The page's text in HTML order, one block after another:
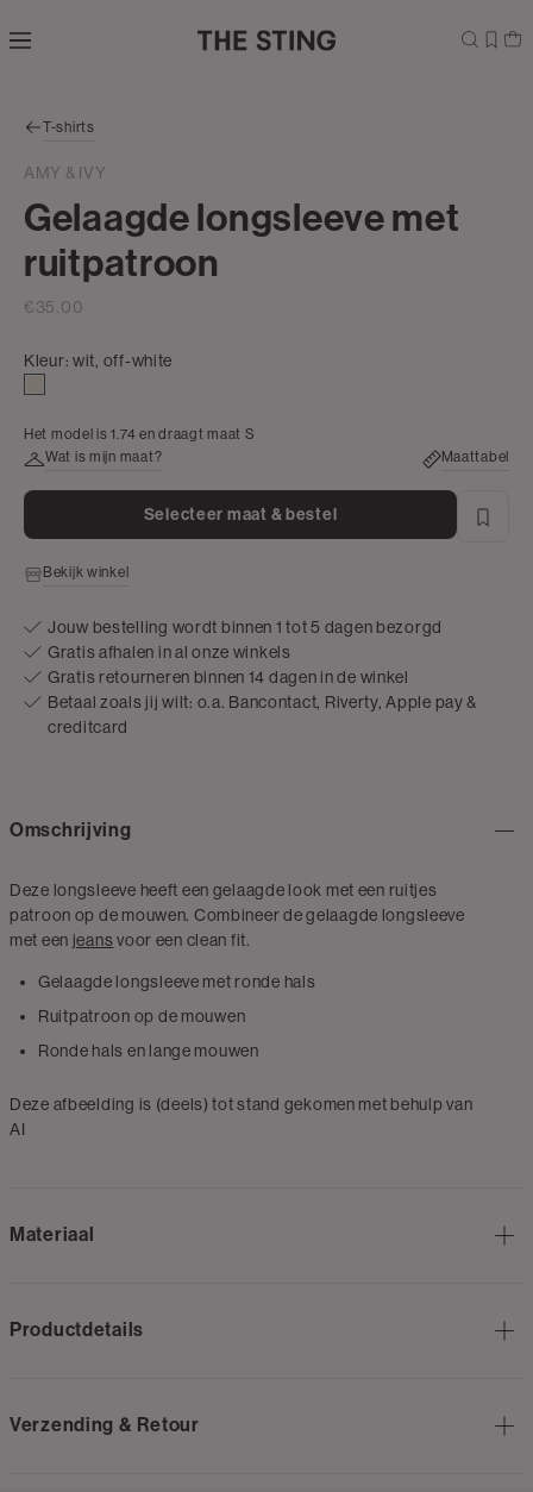
direct naar
zoekbalk
naar de
footer
T-shirts
AMY & IVY
Gelaagde longsleeve met
ruitpatroon
€35.00
Kleur:wit, off-white
white
Het model is 1.74 en draagt maat S
Wat is mijn maat?
Maattabel
Selecteer maat & bestel
Bekijk winkel
Jouw bestelling wordt binnen 1 tot 5 dagen bezorgd
Gratis afhalen in al onze winkels
Gratis retourneren binnen 14 dagen in de winkel
Betaal zoals jij wilt: o.a. Bancontact, Riverty, Apple pay &
creditcard
Omschrijving
Deze longsleeve heeft een gelaagde look met een ruitjes
patroon op de mouwen. Combineer de gelaagde longsleeve
met een jeansvoor een clean fit.
Gelaagde longsleeve met ronde hals
Ruitpatroon op de mouwen
Ronde hals en lange mouwen
Deze afbeelding is (deels) tot stand gekomen met behulp van
AI
Materiaal
Productdetails
Verzending & Retour